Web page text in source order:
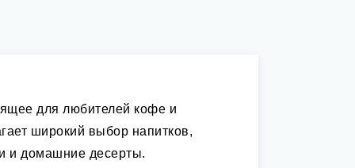
для любителей кофе и
широкий выбор напитков,
и домашние десерты.